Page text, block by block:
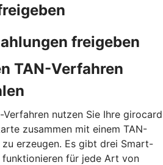
freigeben
TAN-Verfahren
nutzen Sie Ihre girocard
zusammen mit einem TAN-
zu erzeugen. Es gibt drei Smart-
funktionieren für jede Art von